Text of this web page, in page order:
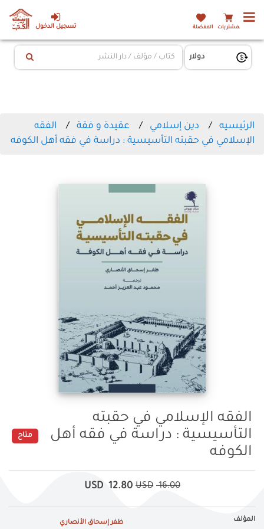
تسجيل الدخول المشتريات المفضلة
الرئيسيه دين إسلامي عقيدة و فقة
الفقه
الإسلامي في حقبته التأسيسية : دراسة في فقه أهل الكوفه
الفقه الإسلامي في حقبته
التأسيسية : دراسة في فقه أهل
الكوفه
متاح
16.00
USD
12.80
USD
المؤلف ظفر إسحاق الأنصاري